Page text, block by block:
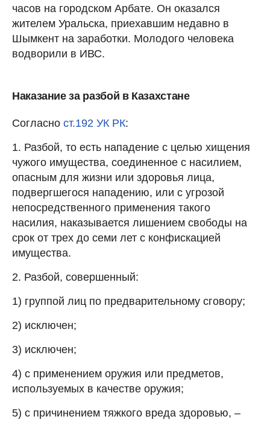
часов на городском Арбате. Он оказался
жителем Уральска, приехавшим недавно в
Шымкент на заработки. Молодого человека
водворили в ИВС.
Наказание за разбой в Казахстане
Согласно ст.192 УК РК:
1. Разбой, то есть нападение с целью хищения
чужого имущества, соединенное с насилием,
опасным для жизни или здоровья лица,
подвергшегося нападению, или с угрозой
непосредственного применения такого
насилия, наказывается лишением свободы на
срок от трех до семи лет с конфискацией
имущества.
2. Разбой, совершенный:
1) группой лиц по предварительному сговору;
2) исключен;
3) исключен;
4) с применением оружия или предметов,
используемых в качестве оружия;
5) с причинением тяжкого вреда здоровью, –